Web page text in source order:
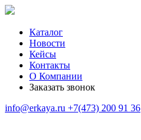
Каталог
Новости
Кейсы
Контакты
О Компании
Заказать звонок
info@erkaya.ru +7(473) 200 91 36